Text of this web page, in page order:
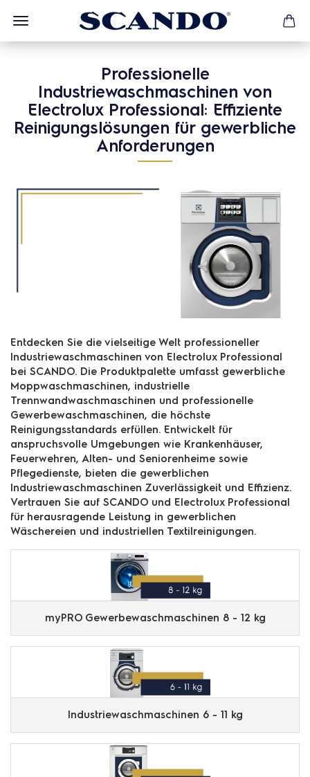
Professionelle
Industriewaschmaschinen von
Electrolux Professional: Effiziente
Reinigungslösungen für gewerbliche
Anforderungen
Entdecken Sie die vielseitige Welt professioneller
Industriewaschmaschinen von Electrolux Professional
bei SCANDO. Die Produktpalette umfasst gewerbliche
Moppwaschmaschinen, industrielle
Trennwandwaschmaschinen und professionelle
Gewerbewaschmaschinen, die höchste
Reinigungsstandards erfüllen. Entwickelt für
anspruchsvolle Umgebungen wie Krankenhäuser,
Feuerwehren, Alten- und Seniorenheime sowie
Pflegedienste, bieten die gewerblichen
Industriewaschmaschinen Zuverlässigkeit und Effizienz.
Vertrauen Sie auf SCANDO und Electrolux Professional
für herausragende Leistung in gewerblichen
Wäschereien und industriellen Textilreinigungen.
myPRO Gewerbewaschmaschinen 8 - 12 kg
Industriewaschmaschinen 6 - 11 kg